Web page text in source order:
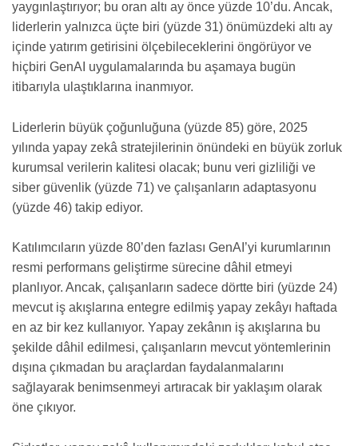
yaygınlaştırıyor; bu oran altı ay önce yüzde 10’du. Ancak,
liderlerin yalnızca üçte biri (yüzde 31) önümüzdeki altı ay
içinde yatırım getirisini ölçebileceklerini öngörüyor ve
hiçbiri GenAI uygulamalarında bu aşamaya bugün
itibarıyla ulaştıklarına inanmıyor.
Liderlerin büyük çoğunluğuna (yüzde 85) göre, 2025
yılında yapay zekâ stratejilerinin önündeki en büyük zorluk
kurumsal verilerin kalitesi olacak; bunu veri gizliliği ve
siber güvenlik (yüzde 71) ve çalışanların adaptasyonu
(yüzde 46) takip ediyor.
Katılımcıların yüzde 80’den fazlası GenAI’yi kurumlarının
resmi performans geliştirme sürecine dâhil etmeyi
planlıyor. Ancak, çalışanların sadece dörtte biri (yüzde 24)
mevcut iş akışlarına entegre edilmiş yapay zekâyı haftada
en az bir kez kullanıyor. Yapay zekânın iş akışlarına bu
şekilde dâhil edilmesi, çalışanların mevcut yöntemlerinin
dışına çıkmadan bu araçlardan faydalanmalarını
sağlayarak benimsenmeyi artıracak bir yaklaşım olarak
öne çıkıyor.